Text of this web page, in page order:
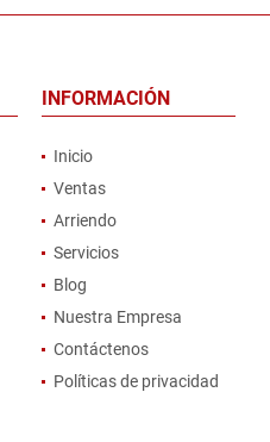
INFORMACIÓN
Inicio
Ventas
Arriendo
Servicios
Blog
Nuestra Empresa
Contáctenos
Políticas de privacidad